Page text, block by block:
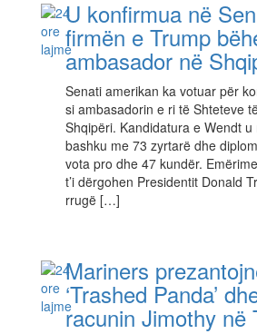
U konfirmua në
firmën e Trump
ambasador në
Senati amerikan ka votuar për
si ambasadorin e ri të Shteteve
Shqipëri. Kandidatura e Wendt
bashku me 73 zyrtarë dhe
vota pro dhe 47 kundër.
t’i dërgohen Presidentit Donald
rrugë […]
Mariners
‘Trashed Panda’
racunin Jimothy në